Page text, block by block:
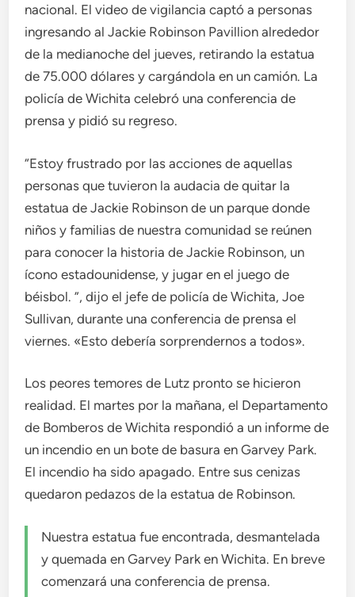
nacional. El video de vigilancia captó a personas
ingresando al Jackie Robinson Pavillion alrededor
de la medianoche del jueves, retirando la estatua
de 75.000 dólares y cargándola en un camión. La
policía de Wichita celebró una conferencia de
prensa y pidió su regreso.
“Estoy frustrado por las acciones de aquellas
personas que tuvieron la audacia de quitar la
estatua de Jackie Robinson de un parque donde
niños y familias de nuestra comunidad se reúnen
para conocer la historia de Jackie Robinson, un
ícono estadounidense, y jugar en el juego de
béisbol. ”, dijo el jefe de policía de Wichita, Joe
Sullivan, durante una conferencia de prensa el
viernes. «Esto debería sorprendernos a todos».
Los peores temores de Lutz pronto se hicieron
realidad. El martes por la mañana, el Departamento
de Bomberos de Wichita respondió a un informe de
un incendio en un bote de basura en Garvey Park.
El incendio ha sido apagado. Entre sus cenizas
quedaron pedazos de la estatua de Robinson.
Nuestra estatua fue encontrada, desmantelada
y quemada en Garvey Park en Wichita. En breve
comenzará una conferencia de prensa.